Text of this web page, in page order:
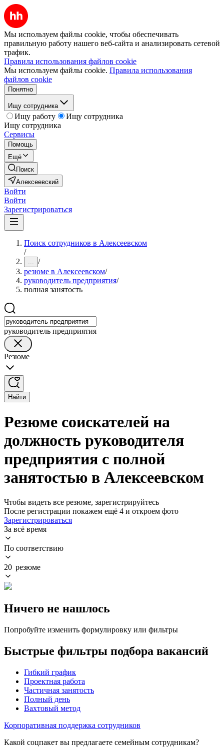
Мы используем файлы cookie, чтобы обеспечивать
правильную работу нашего веб-сайта и анализировать сетевой
трафик.
Правила использования файлов cookie
Мы используем файлы cookie. Правила использования
файлов cookie
Понятно
Ищу сотрудника
Ищу работу
Ищу сотрудника
Ищу сотрудника
Сервисы
Помощь
Ещё
Поиск
Алексеевский
Войти
Войти
Зарегистрироваться
Поиск сотрудников в Алексеевском
/
... /
резюме в Алексеевском/
руководитель предприятия/
полная занятость
руководитель предприятия
Резюме
Найти
Резюме соискателей на
должность руководителя
предприятия с полной
занятостью в Алексеевском
Чтобы видеть все резюме, зарегистрируйтесь
После регистрации покажем ещё 4 и откроем фото
Зарегистрироваться
За всё время
По соответствию
20 резюме
Ничего не нашлось
Попробуйте изменить формулировку или фильтры
Быстрые фильтры подбора вакансий
Гибкий график
Проектная работа
Частичная занятость
Полный день
Вахтовый метод
Корпоративная поддержка сотрудников
Какой соцпакет вы предлагаете семейным сотрудникам?